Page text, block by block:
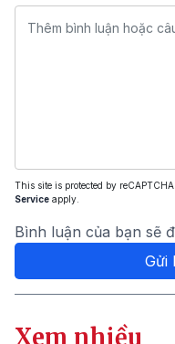
This site is protected by
Service apply.
Bình luận của bạn sẽ
Gửi
Xem nhiều